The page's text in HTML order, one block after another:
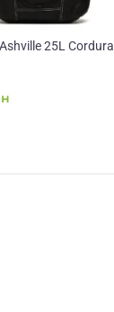
25L Cordura